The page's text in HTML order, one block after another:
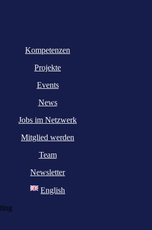
Kompetenzen
Projekte
Events
News
Jobs im Netzwerk
Mitglied werden
Team
Newsletter
English